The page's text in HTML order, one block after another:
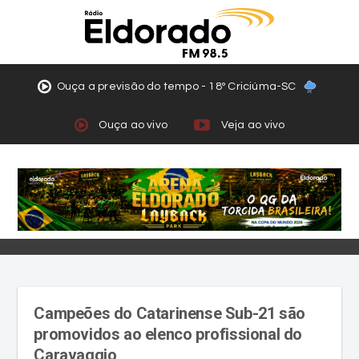
Ouça a previsão do tempo - 18º Criciúma-SC
Ouça ao vivo Veja ao vivo
Caravaggio
Crias da Montanha se preparam agora para a Série
B do Catarinense